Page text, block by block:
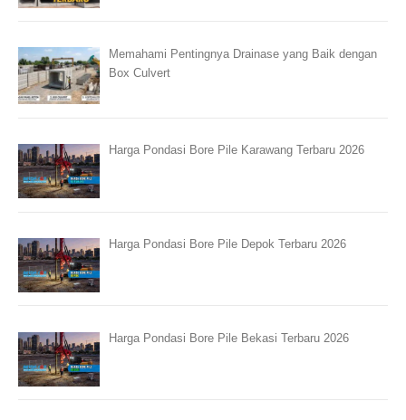
Memahami Pentingnya Drainase yang Baik dengan
Box Culvert
Harga Pondasi Bore Pile Karawang Terbaru 2026
Harga Pondasi Bore Pile Depok Terbaru 2026
Harga Pondasi Bore Pile Bekasi Terbaru 2026